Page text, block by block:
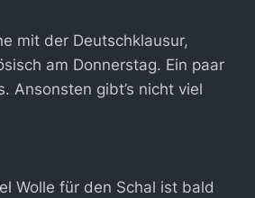
mit der Deutschklausur,
am Donnerstag. Ein paar
Ansonsten gibt’s nicht viel
Wolle für den Schal ist bald